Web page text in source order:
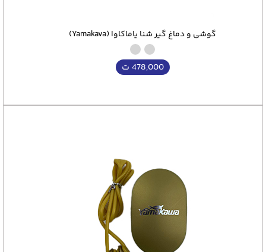
گوشی و دماغ گیر شنا یاماکاوا (Yamakava)
478,000 ت